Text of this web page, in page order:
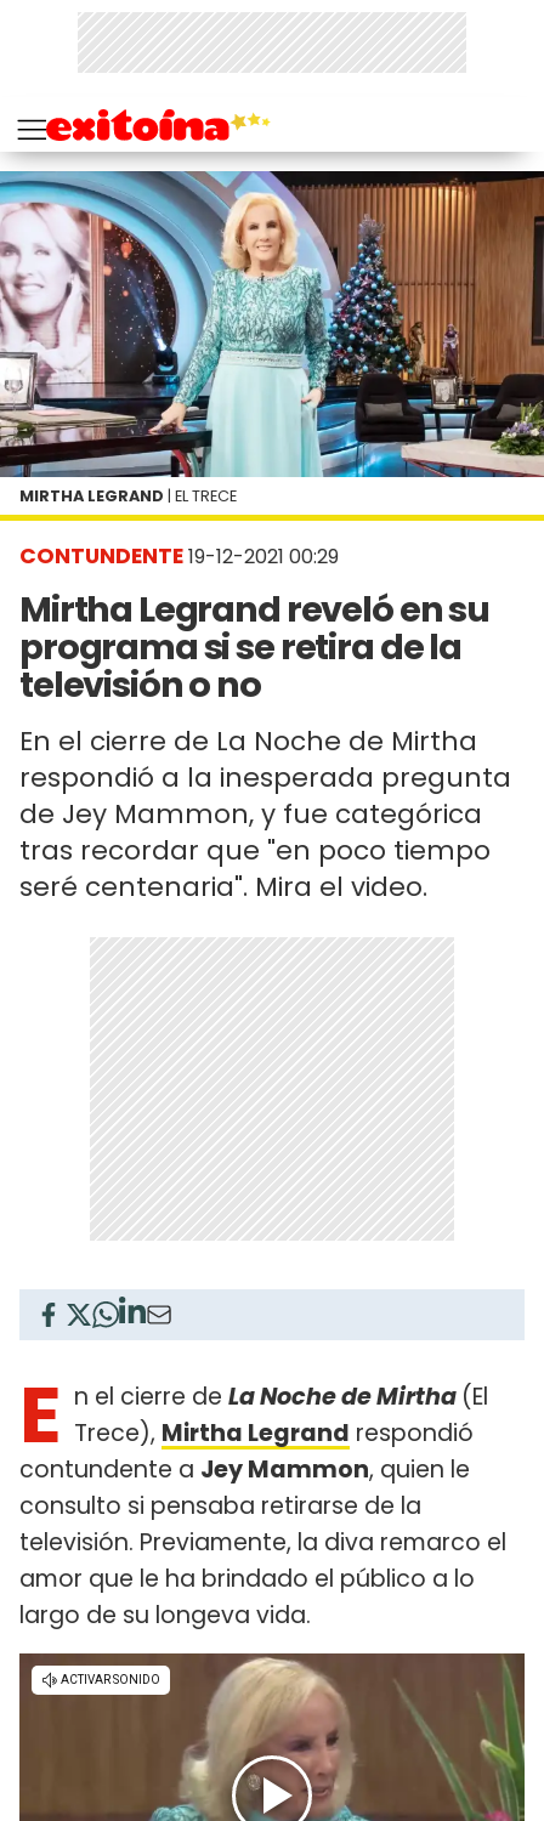
CONTUNDENTE19-12-2021 00:29
Mirtha Legrand reveló en su
programa si se retira de la
televisión o no
En el cierre de La Noche de Mirtha
respondió a la inesperada pregunta
de Jey Mammon, y fue categórica
tras recordar que "en poco tiempo
seré centenaria". Mira el video.
MIRTHA LEGRAND | EL TRECE
E n el cierre de La Noche de Mirtha (El
Trece), Mirtha Legrand respondió
contundente a Jey Mammon, quien le
consulto si pensaba retirarse de la
televisión. Previamente, la diva remarco el
amor que le ha brindado el público a lo
largo de su longeva vida.